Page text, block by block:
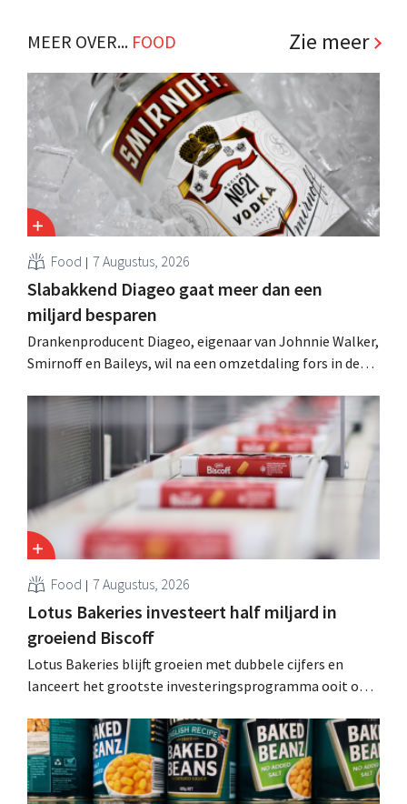
MEER OVER... FOOD Zie meer
Food 7 Augustus, 2026
Slabakkend Diageo gaat meer dan een
miljard besparen
Drankenproducent Diageo, eigenaar van Johnnie Walker,
Smirnoff en Baileys, wil na een omzetdaling fors in de
andere Guiness en voorgemixte cocktails.
Food 7 Augustus, 2026
Lotus Bakeries investeert half miljard in
groeiend Biscoff
Lotus Bakeries blijft groeien met dubbele cijfers en
lanceert het grootste investeringsprogramma ooit om
moeten dit momentum grijpen”.